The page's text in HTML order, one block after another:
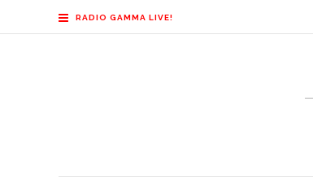
RADIO GAMMA LIVE!